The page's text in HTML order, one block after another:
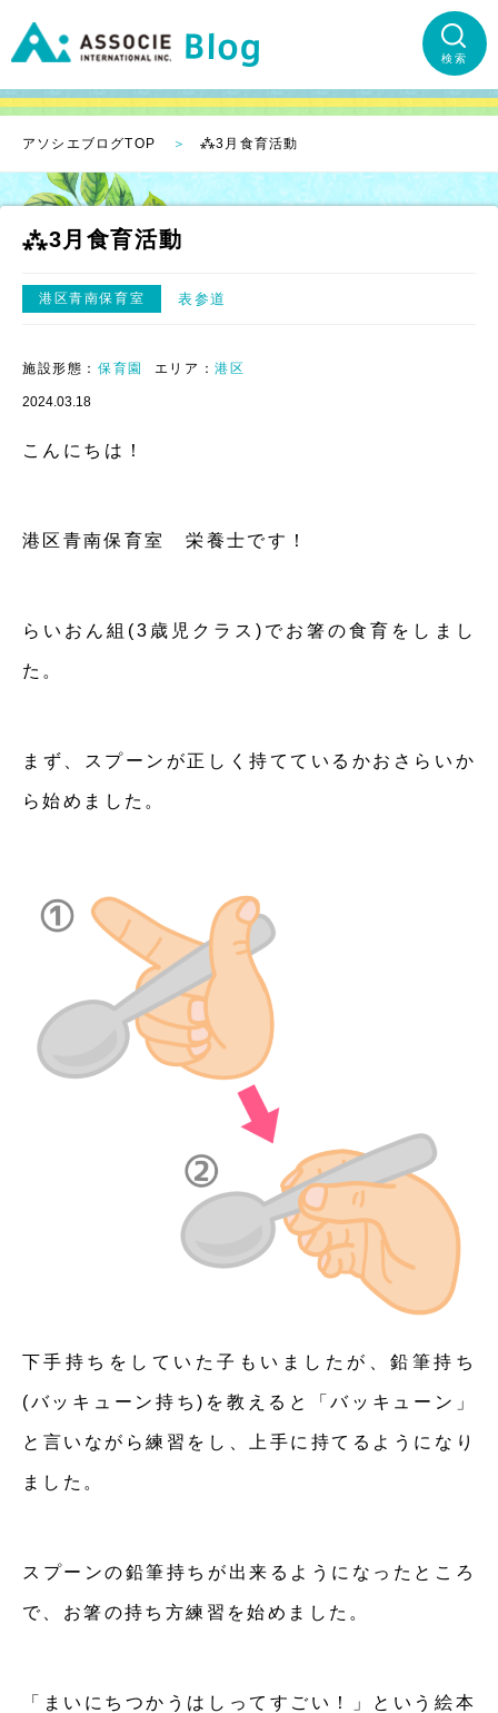
検索
アソシエブログTOP ⁂3月食育活動
⁂3月食育活動
港区青南保育室 表参道
施設形態： 保育園 エリア：港区
2024.03.18
こんにちは！
港区青南保育室 栄養士です！
らいおん組(3歳児クラス)でお箸の食育をしまし
た。
まず、スプーンが正しく持てているかおさらいか
ら始めました。
下手持ちをしていた子もいましたが、鉛筆持ち
(バッキューン持ち)を教えると「バッキューン」
と言いながら練習をし、上手に持てるようになり
ました。
スプーンの鉛筆持ちが出来るようになったところ
で、お箸の持ち方練習を始めました。
「まいにちつかうはしってすごい！」という絵本